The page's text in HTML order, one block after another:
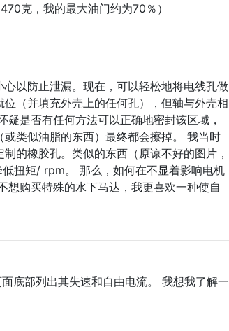
克，我的最大油门约为70％）
以防止泄漏。现在，可以轻松地将电线孔做
（并填充外壳上的任何孔），但轴与外壳相
是否有任何方法可以正确地密封该区域，
类似油脂的东西）最终都会擦掉。 我当时
的橡胶孔。类似的东西（原谅不好的图片，
扭矩/ rpm。 那么，如何在不显着影响电机
想购买特殊的水下马达，我更喜欢一种使自
底部列出其失速和自由电流。 我想我了解一